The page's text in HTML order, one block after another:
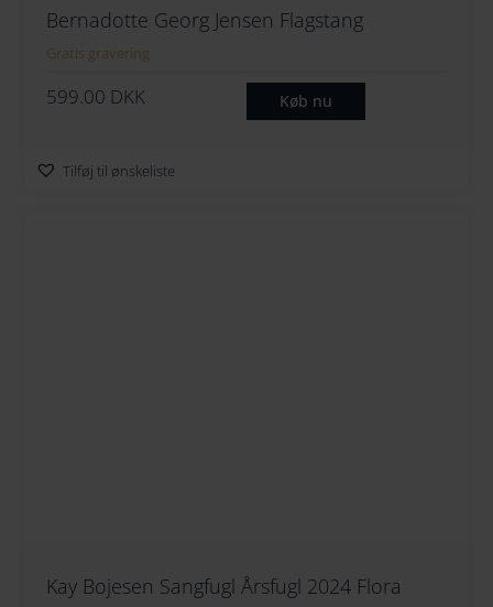
Bernadotte Georg Jensen Flagstang
Gratis gravering
599.00 DKK Køb nu
Tilføj til ønskeliste
Kay Bojesen Sangfugl Årsfugl 2024 Flora